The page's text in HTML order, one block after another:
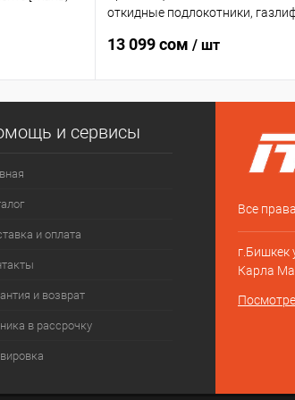
откидные подлокотники,
кг]
13 099 сом / шт
и сервисы
и оплата
и возврат
в рассрочку
Все
г.Бишкек
Карла